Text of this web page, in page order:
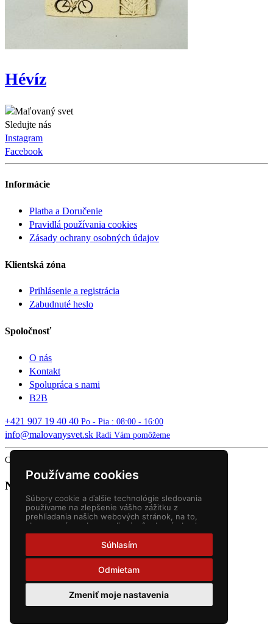
Používame cookies
Súbory cookie a ďalšie technológie sledovania
používame na zlepšenie vášho zážitku z
prehliadania našich webových stránok, na to,
aby sme vám zobrazovali prispôsobený obsah a
cielené reklamy, na analýzu návštevnosti našich
webových stránok a na pochopenie toho, odkiaľ
naši návštevníci prichádzajú.
Súhlasím
Odmietam
Zmeniť moje nastavenia
Hévíz
Sledujte nás
Instagram
Facebook
Informácie
Platba a Doručenie
Pravidlá používania cookies
Zásady ochrany osobných údajov
Klientská zóna
Prihlásenie a registrácia
Zabudnuté heslo
Spoločnosť
O nás
Kontakt
Spolupráca s nami
B2B
+421 907 19 40 40 Po - Pia : 08:00 - 16:00
info@malovanysvet.sk Radi Vám pomôžeme
Copyright © 2026 MALOVANÝ SVET. All rights reserved.
Nákupný košík